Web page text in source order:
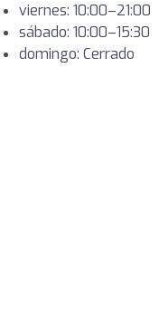
viernes: 10:00–21:00
sábado: 10:00–15:30
domingo: Cerrado